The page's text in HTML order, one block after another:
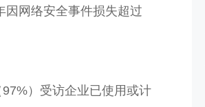
因网络安全事件损失超过
）受访企业已使用或计